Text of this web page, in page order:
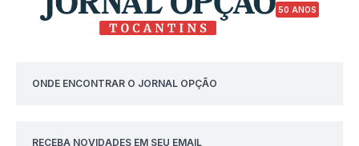
50 ANOS
ONDE ENCONTRAR O JORNAL OPÇÃO
RECEBA NOVIDADES EM SEU EMAIL